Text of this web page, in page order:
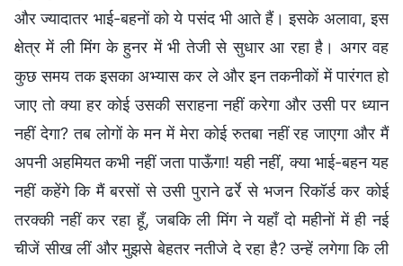
और ज्यादातर भाई-बहनों को ये पसंद भी आते हैं। इसके अलावा, इस
क्षेत्र में ली मिंग के हुनर में भी तेजी से सुधार आ रहा है। अगर वह
कुछ समय तक इसका अभ्यास कर ले और इन तकनीकों में पारंगत हो
जाए तो क्या हर कोई उसकी सराहना नहीं करेगा और उसी पर ध्यान
नहीं देगा? तब लोगों के मन में मेरा कोई रुतबा नहीं रह जाएगा और मैं
अपनी अहमियत कभी नहीं जता पाऊँगा! यही नहींं, क्या भाई-बहन यह
नहीं कहेंगे कि मैं बरसों से उसी पुराने ढर्रे से भजन रिकॉर्ड कर कोई
तरक्की नहीं कर रहा हूँ, जबकि ली मिंग ने यहाँ दो महीनों में ही नई
चीजें सीख लीं और मुझसे बेहतर नतीजे दे रहा है? उन्हें लगेगा कि ली